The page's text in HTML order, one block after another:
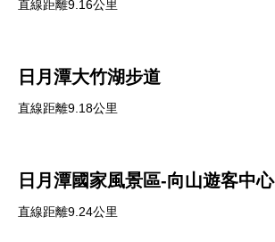
直線距離9.16公里
日月潭大竹湖步道
直線距離9.18公里
日月潭國家風景區-向山遊客中心
直線距離9.24公里